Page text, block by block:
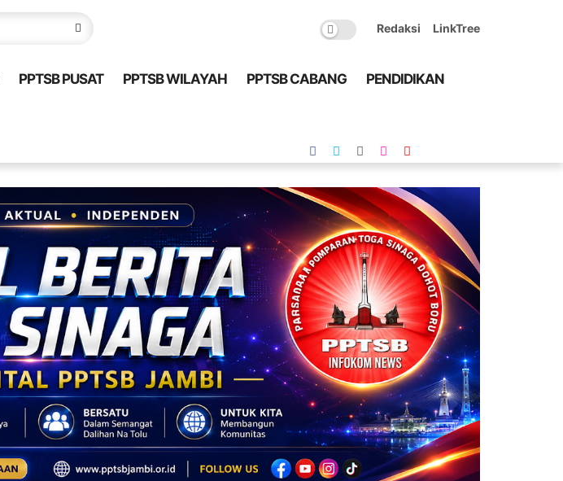
Redaksi LinkTree
PPTSB PUSAT PPTSB WILAYAH PPTSB CABANG PENDIDIKAN